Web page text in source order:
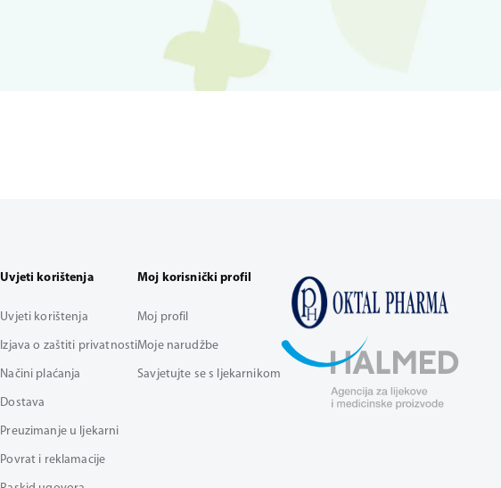
Uvjeti korištenja
Uvjeti korištenja
Izjava o zaštiti privatnosti
Načini plaćanja
Dostava
Preuzimanje u ljekarni
Povrat i reklamacije
Moj korisnički profil
Moj profil
Moje narudžbe
Savjetujte se s ljekarnikom